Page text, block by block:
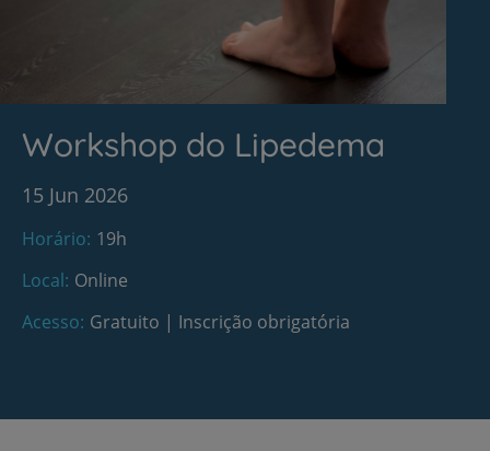
Workshop do Lipedema
15 Jun 2026
Horário 19h
Local Online
Acesso Gratuito | Inscrição obrigatória